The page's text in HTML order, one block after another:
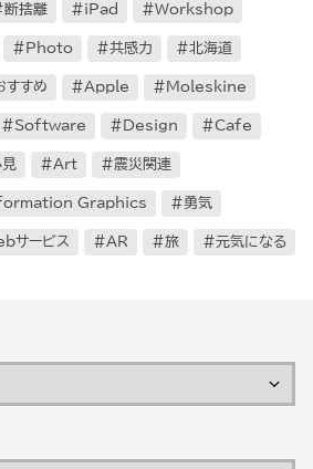
断捨離 iPad Workshop
Photo 共感力 北海道
すすめ Apple Moleskine
Software Design Cafe
Art 震災関連
Graphics 勇気
サービス AR 旅 元気になる